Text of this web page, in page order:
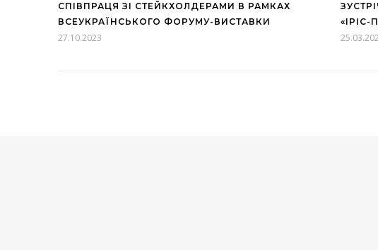
СПІВПРАЦЯ ЗІ СТЕЙКХОЛДЕРАМИ В РАМКАХ
ВСЕУКРАЇНСЬКОГО ФОРУМУ-ВИСТАВКИ
27.10.2023
«ІРІС-